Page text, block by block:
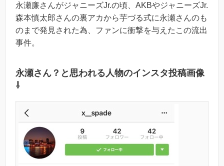
永瀬廉さんがジャニーズJr.の頃、AKBやジャニーズJr.
森本慎太郎さんの裏アカから芋づる式に永瀬さんのも
のまで発見された為、ファンに衝撃を与えたこの流出
事件。
永瀬さん？と思われる人物のインスタ投稿画像
⇩